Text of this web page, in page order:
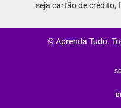
seja cartão de crédito,
© Aprenda Tudo.